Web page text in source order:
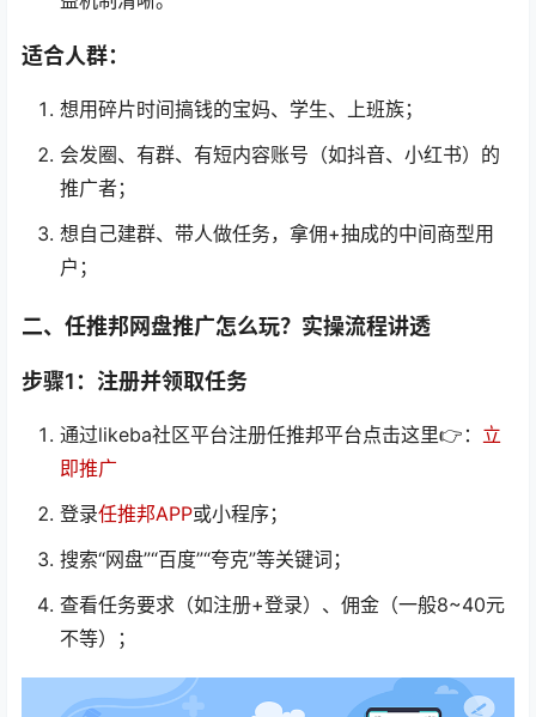
适合人群：
想用碎片时间搞钱的宝妈、学生、上班族；
会发圈、有群、有短内容账号（如抖音、小红书）的
推广者；
想自己建群、带人做任务，拿佣+抽成的中间商型用
户；
二、任推邦网盘推广怎么玩？实操流程讲透
步骤1：注册并领取任务
通过likeba社区平台注册任推邦平台点击这里👉： 立
即推广
登录任推邦APP或小程序；
搜索“网盘”“百度”“夸克”等关键词；
查看任务要求（如注册+登录）、佣金（一般8~40元
不等）；